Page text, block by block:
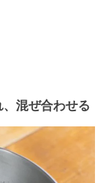
混ぜ合わせる